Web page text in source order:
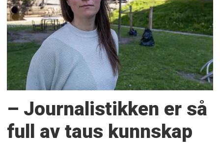
– Journalistikken er så
full av taus kunnskap